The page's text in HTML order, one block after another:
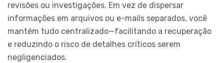
revisões ou investigações. Em vez de dispersar
informações em arquivos ou e-mails separados, você
mantém tudo centralizado—facilitando a recuperação
e reduzindo o risco de detalhes críticos serem
negligenciados.